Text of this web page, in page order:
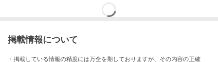
掲載情報について
・掲載している情報の精度には万全を期しておりますが、その内容の正確